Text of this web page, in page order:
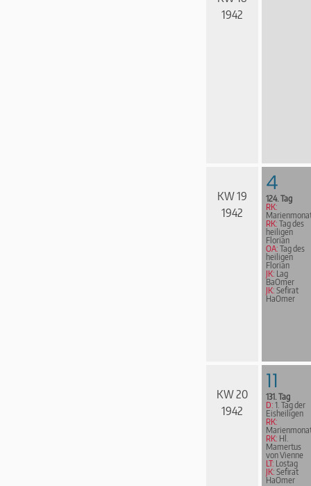
1942
KW 19
1942
4
124. Tag
RK:
RK: Tag des
heiligen
Florian
OA: Tag des
heiligen
Florian
JK: Lag
BaOmer
JK: Sefirat
HaOmer
KW 20
1942
11
131. Tag
D: 1. Tag der
Eisheiligen
RK:
RK: Hl.
Mamertus
von Vienne
LT: Lostag
JK: Sefirat
HaOmer